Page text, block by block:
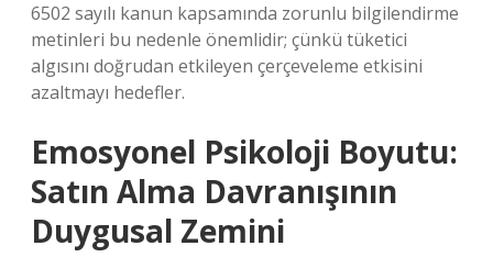
6502 sayılı kanun kapsamında zorunlu bilgilendirme
metinleri bu nedenle önemlidir; çünkü tüketici
algısını doğrudan etkileyen çerçeveleme etkisini
azaltmayı hedefler.
Emosyonel Psikoloji Boyutu:
Satın Alma Davranışının
Duygusal Zemini